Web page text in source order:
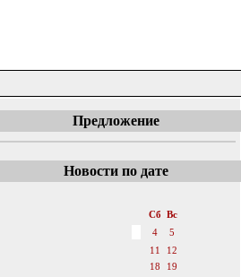
Предложение
Новости по дате
Сб Вс
4
5
11
12
18
19